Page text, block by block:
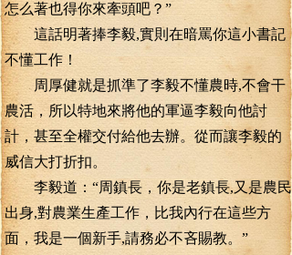
怎么著也得你來牽頭吧？”
這話明著捧李毅,實則在暗罵你這小書記
不懂工作！
周厚健就是抓準了李毅不懂農時,不會干
農活，所以特地來將他的軍逼李毅向他討
計，甚至全權交付給他去辦。從而讓李毅的
威信大打折扣。
李毅道：“周鎮長，你是老鎮長,又是農民
出身,對農業生產工作，比我內行在這些方
面，我是一個新手,請務必不吝賜教。”